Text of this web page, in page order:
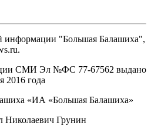
информации "Большая Балашиха",
СМИ Эл №ФС ‎77-67562 выдано
2016 года
«ИА «Большая Балашиха»
Николаевич Грунин